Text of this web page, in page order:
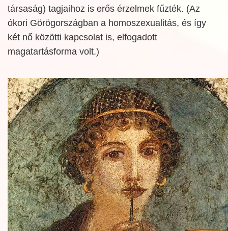
társaság) tagjaihoz is erős érzelmek fűzték. (Az
ókori Görögországban a homoszexualitás, és így
két nő közötti kapcsolat is, elfogadott
magatartásforma volt.)